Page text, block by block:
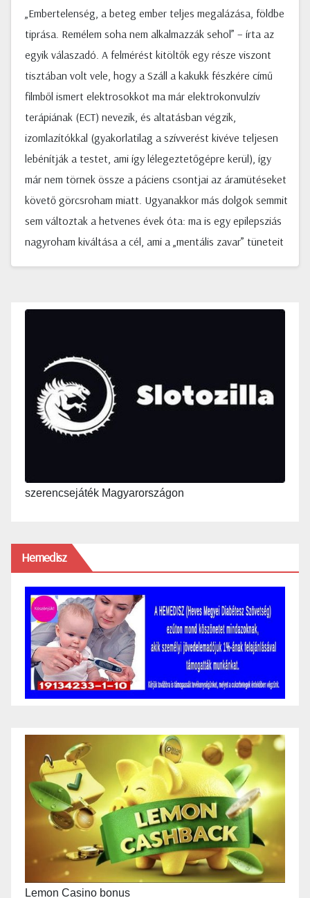
„Embertelenség, a beteg ember teljes megalázása, földbe
tiprása. Remélem soha nem alkalmazzák sehol” – írta az
egyik válaszadó. A felmérést kitöltők egy része viszont
tisztában volt vele, hogy a Száll a kakukk fészkére című
filmből ismert elektrosokkot ma már elektrokonvulzív
terápiának (ECT) nevezik, és altatásban végzik,
izomlazítókkal (gyakorlatilag a szívverést kivéve teljesen
lebénítják a testet, ami így lélegeztetőgépre kerül), így
már nem törnek össze a páciens csontjai az áramütéseket
követő görcsroham miatt. Ugyanakkor más dolgok semmit
sem változtak a hetvenes évek óta: ma is egy epilepsziás
nagyroham kiváltása a cél, ami a „mentális zavar” tüneteit
szerencsejáték Magyarországon
Hemedisz
Lemon Casino bonus